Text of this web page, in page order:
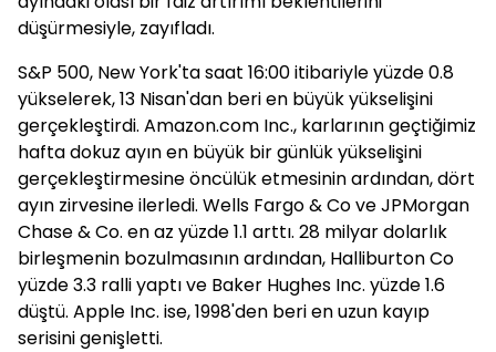
düşürmesiyle, zayıfladı.
S&P 500, New York'ta saat 16:00 itibariyle yüzde 0.8
yükselerek, 13 Nisan'dan beri en büyük yükselişini
gerçekleştirdi. Amazon.com Inc., karlarının geçtiğimiz
hafta dokuz ayın en büyük bir günlük yükselişini
gerçekleştirmesine öncülük etmesinin ardından, dört
ayın zirvesine ilerledi. Wells Fargo & Co ve JPMorgan
Chase & Co. en az yüzde 1.1 arttı. 28 milyar dolarlık
birleşmenin bozulmasının ardından, Halliburton Co
yüzde 3.3 ralli yaptı ve Baker Hughes Inc. yüzde 1.6
düştü. Apple Inc. ise, 1998'den beri en uzun kayıp
serisini genişletti.